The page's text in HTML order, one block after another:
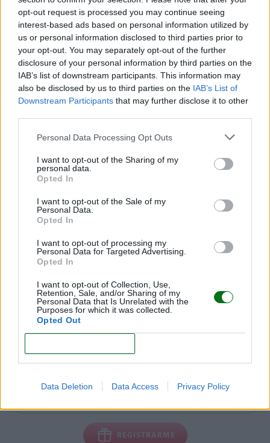
opt-out request is processed you may continue seeing
interest-based ads based on personal information utilized by
us or personal information disclosed to third parties prior to
your opt-out. You may separately opt-out of the further
disclosure of your personal information by third parties on the
IAB’s list of downstream participants. This information may
also be disclosed by us to third parties on the IAB’s List of
Downstream Participants that may further disclose it to other
Personal Data Processing Opt Outs
I want to opt-out of the Sharing of my
personal data.
Opted In
I want to opt-out of the Sale of my
Personal Data.
Opted In
I want to opt-out of processing my
Personal Data for Targeted Advertising.
Opted In
I want to opt-out of Collection, Use,
Retention, Sale, and/or Sharing of my
Personal Data that Is Unrelated with the
Purposes for which it was collected.
Opted Out
Data Deletion Data Access Privacy Policy
seguir el mismo proceso para cada dispositivo que
utilices, y para cada navegador web en tus
dispositivos.
¡Regístrate gratis!
Recibirásla revista “Mi bebé y yo” y las newsletters
de tu embarazo y crecimiento de tu bebétotalmente
gratis. Además participarás en nuestros sorteos de
regalos.
REGISTRARME